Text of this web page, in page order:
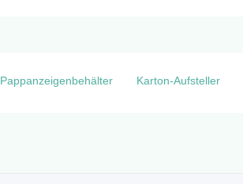
Pappanzeigenbehälter Karton-Aufsteller